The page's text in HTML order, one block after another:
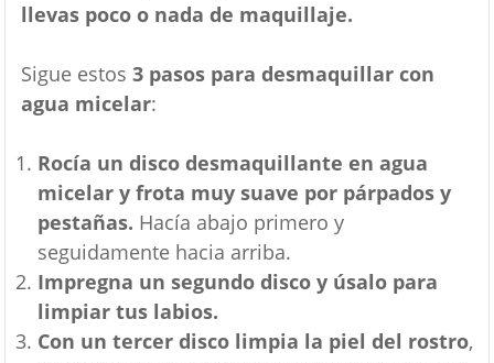
llevas poco o nada de maquillaje.
Sigue estos 3 pasos para desmaquillar con
agua micelar:
Rocía un disco desmaquillante en agua
micelar y frota muy suave por párpados y
pestañas. Hacía abajo primero y
seguidamente hacia arriba.
Impregna un segundo disco y úsalo para
limpiar tus labios.
Con un tercer disco limpia la piel del rostro,